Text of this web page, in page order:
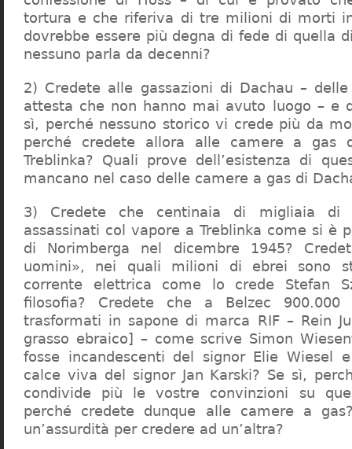
tortura e che riferiva di tre milioni di morti
dovrebbe essere più degna di fede di quella
nessuno parla da decenni?
2) Credete alle gassazioni di Dachau –
attesta che non hanno mai avuto luogo – e
sì, perché nessuno storico vi crede più da
perché credete allora alle camere a gas
Treblinka? Quali prove dell’esistenza di
mancano nel caso delle camere a gas di
3) Credete che centinaia di migliaia di
assassinati col vapore a Treblinka come si è
di Norimberga nel dicembre 1945?
uomini», nei quali milioni di ebrei sono
corrente elettrica come lo crede Stefan
filosofia? Credete che a Belzec
trasformati in sapone di marca RIF – Rein
grasso ebraico] – come scrive Simon
fosse incandescenti del signor Elie Wiesel
calce viva del signor Jan Karski? Se sì,
condivide più le vostre convinzioni su
perché credete dunque alle camere a
un’assurdità per credere ad un’altra?